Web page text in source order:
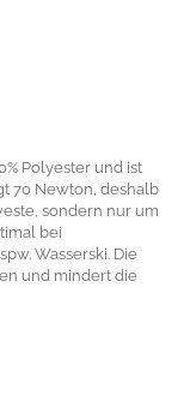
Polyester und ist
70 Newton, deshalb
sondern nur um
bei
Wasserski. Die
und mindert die